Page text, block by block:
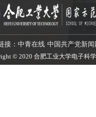
接： 中青在线 中国共产党新闻
© 2020 合肥工业大学电子